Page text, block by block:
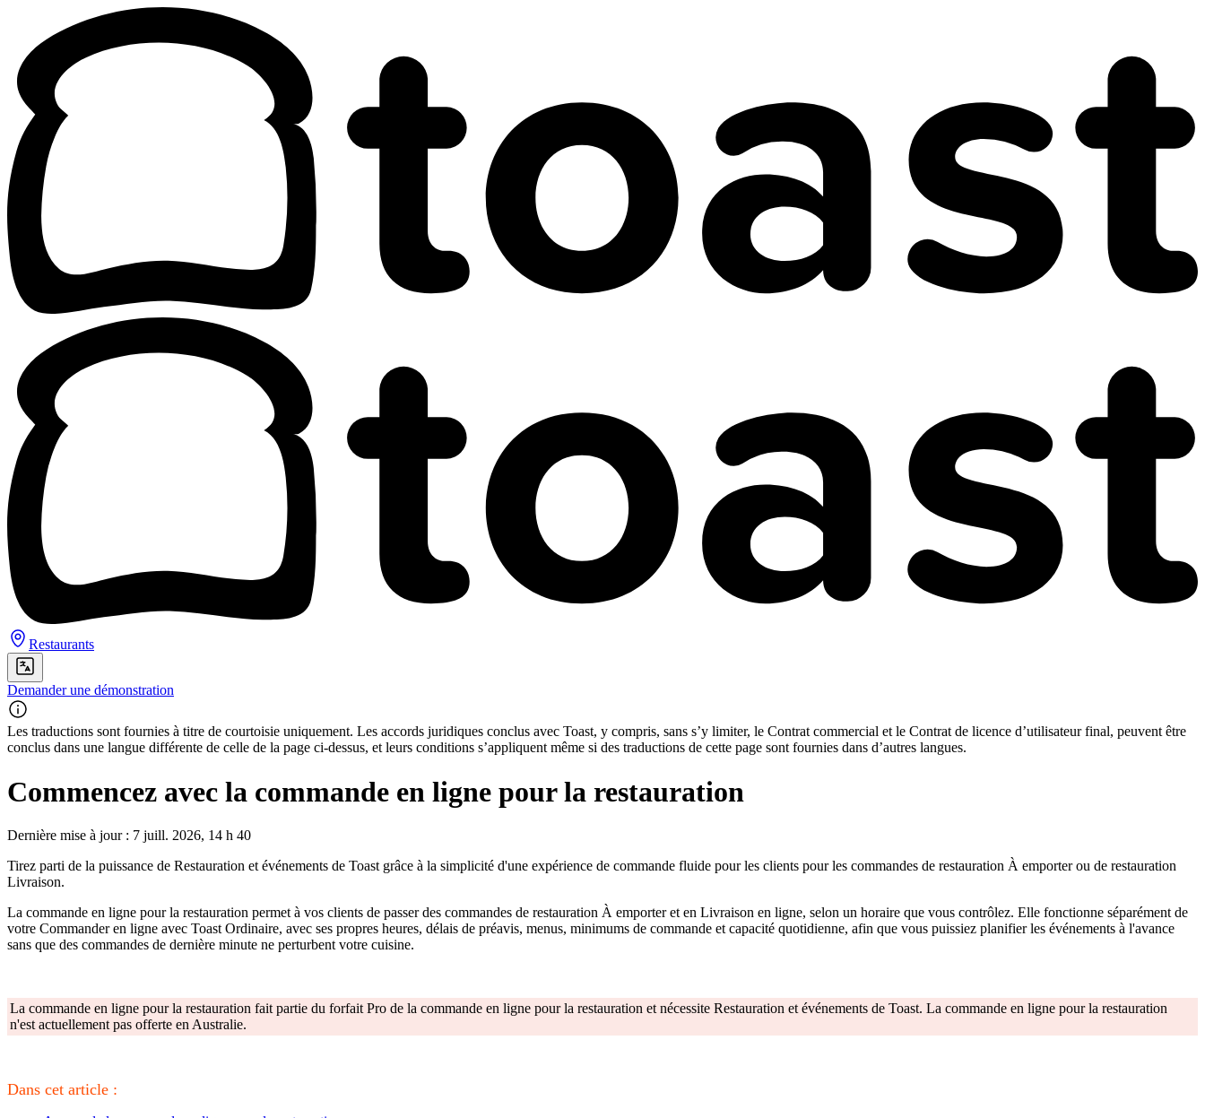
Restaurants
Demander une démonstration
Les traductions sont fournies à titre de courtoisie uniquement. Les accords juridiques conclus avec Toast, y compris, sans s’y limiter, le Contrat commercial et le Contrat de licence d’utilisateur final, peuvent être
conclus dans une langue différente de celle de la page ci-dessus, et leurs conditions s’appliquent même si des traductions de cette page sont fournies dans d’autres langues.
Commencez avec la commande en ligne pour la restauration
Dernière mise à jour : 7 juill. 2026, 14 h 40
Tirez parti de la puissance de Restauration et événements de Toast grâce à la simplicité d'une expérience de commande fluide pour les clients pour les commandes de restauration À emporter ou de restauration
Livraison.
La commande en ligne pour la restauration permet à vos clients de passer des commandes de restauration À emporter et en Livraison en ligne, selon un horaire que vous contrôlez. Elle fonctionne séparément de
votre Commander en ligne avec Toast Ordinaire, avec ses propres heures, délais de préavis, menus, minimums de commande et capacité quotidienne, afin que vous puissiez planifier les événements à l'avance
sans que des commandes de dernière minute ne perturbent votre cuisine.
La commande en ligne pour la restauration fait partie du forfait Pro de la commande en ligne pour la restauration et nécessite Restauration et événements de Toast. La commande en ligne pour la restauration
n'est actuellement pas offerte en Australie.
Dans cet article :